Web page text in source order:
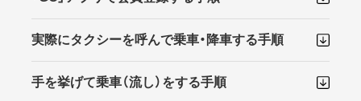
実際にタクシーを呼んで乗車・降車する手順
手を挙げて乗車（流し）をする手順